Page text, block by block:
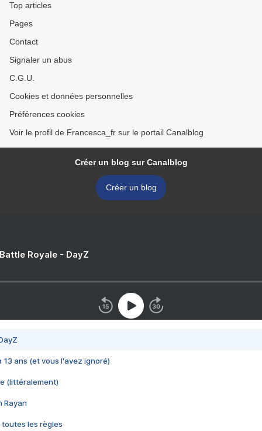
Top articles
Pages
Contact
Signaler un abus
C.G.U.
Cookies et données personnelles
Préférences cookies
Voir le profil de Francesca_fr sur le portail Canalblog
Créer un blog sur Canalblog
Créer un blog
Royale - DayZ
13 ans (et vous l'avez ignoré)
(littéralement)
Rayan
toutes les règles